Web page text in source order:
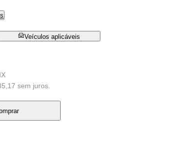
Veículos aplicáveis
sem juros.